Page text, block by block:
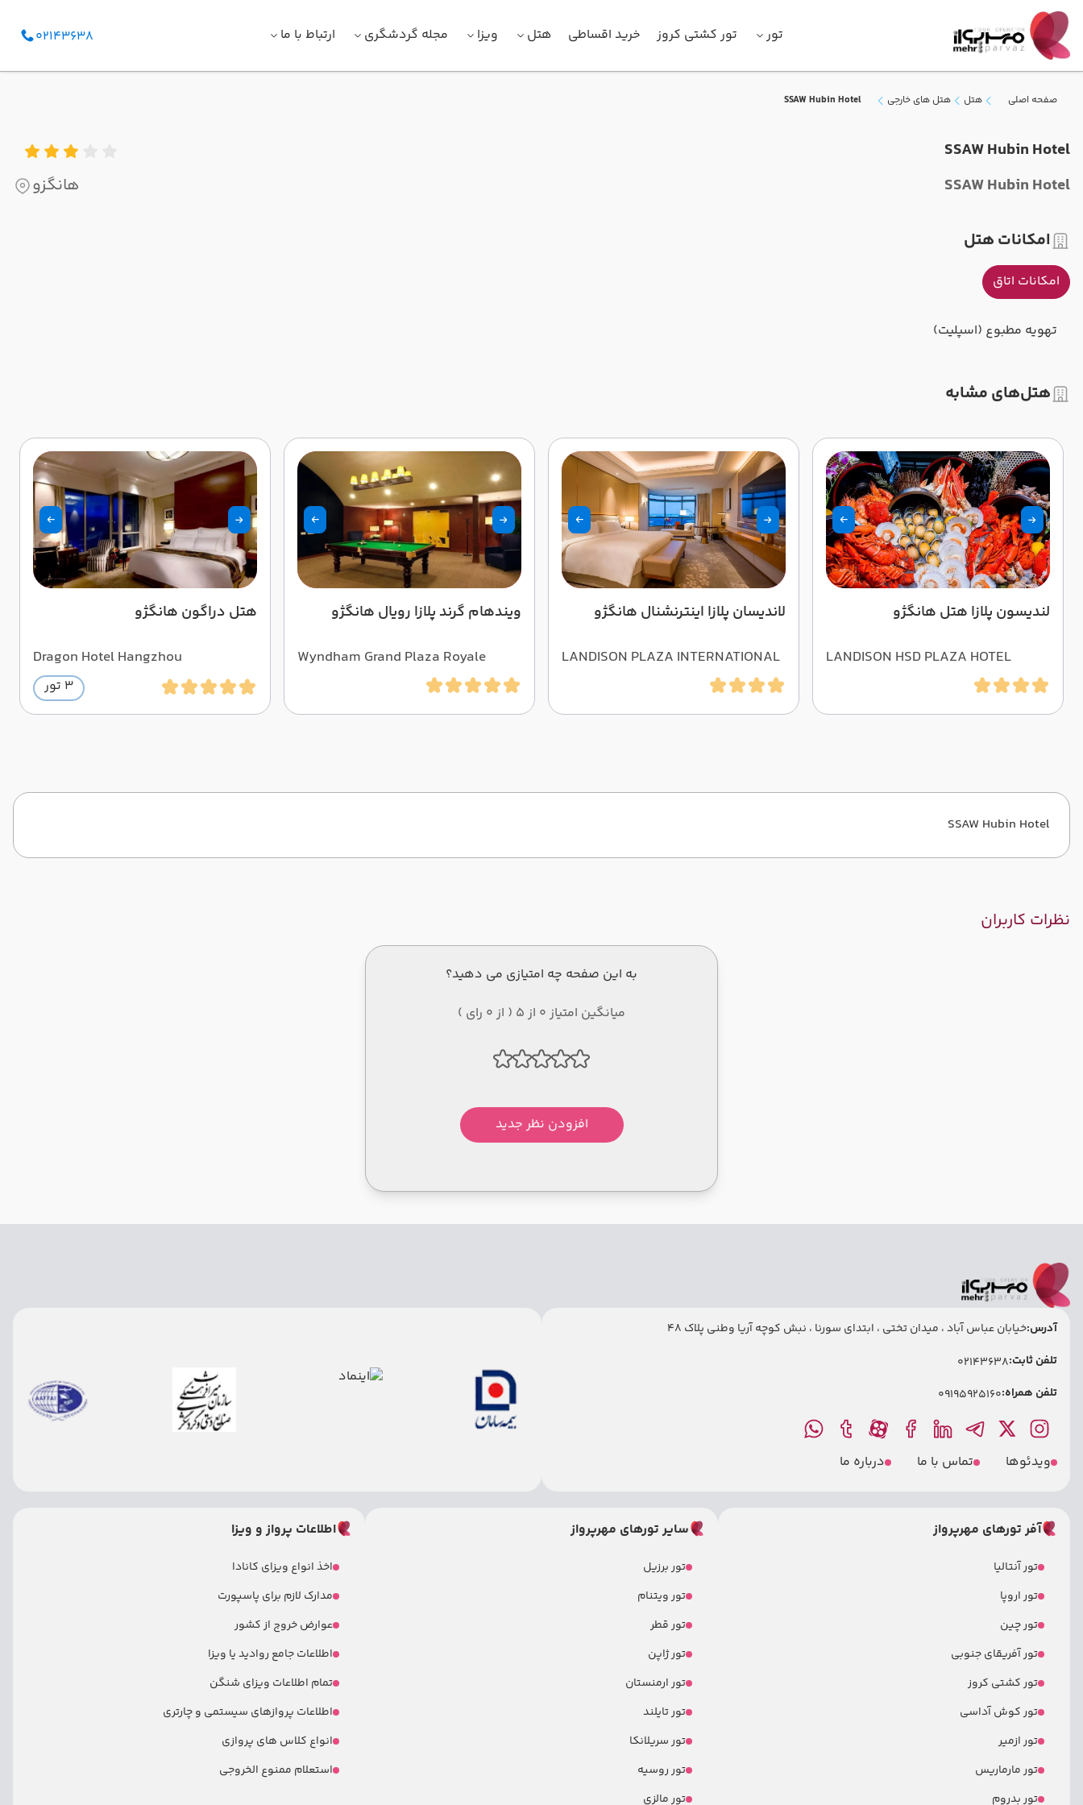
تور تور کشتی کروز خرید اقساطی هتل ویزا مجله گردشگری ارتباط با ما 02143638
صفحه اصلی هتل هتل های خارجی SSAW Hubin Hotel
SSAW Hubin Hotel
SSAW Hubin Hotel
هانگزو
امکانات هتل
امکانات اتاق
تهویه مطبوع (اسپلیت)
هتل‌های مشابه
لندیسون پلازا هتل هانگژو
LANDISON HSD PLAZA HOTEL
لاندیسان پلازا اینترنشنال هانگژو
LANDISON PLAZA INTERNATIONAL
ویندهام گرند پلازا رویال هانگژو
Wyndham Grand Plaza Royale
هتل دراگون هانگژو
Dragon Hotel Hangzhou
3 تور
SSAW Hubin Hotel
نظرات کاربران
به این صفحه چه امتیازی می دهید؟
میانگین امتیاز 0 از 5 ( از 0 رای )
افزودن نظر جدید
آدرس:خیابان عباس آباد ، میدان تختی ، ابتدای سورنا ، نبش کوچه آریا وطنی پلاک 48
تلفن ثابت:02143638
تلفن همراه:09195925160
ویدئوها تماس با ما درباره ما
آفر تورهای مهرپرواز
تور آنتالیا
تور اروپا
تور چین
تور آفریقای جنوبی
تور کشتی کروز
تور کوش آداسی
تور ازمیر
تور مارماریس
تور بدروم
سایر تورهای مهرپرواز
تور برزیل
تور ویتنام
تور قطر
تور ژاپن
تور ارمنستان
تور تایلند
تور سریلانکا
تور روسیه
تور مالزی
اطلاعات پرواز و ویزا
اخذ انواع ویزای کانادا
مدارک لازم برای پاسپورت
عوارض خروج از کشور
اطلاعات جامع روادید یا ویزا
تمام اطلاعات ویزای شنگن
اطلاعات پروازهای سیستمی و چارتری
انواع کلاس های پروازی
استعلام ممنوع الخروجی